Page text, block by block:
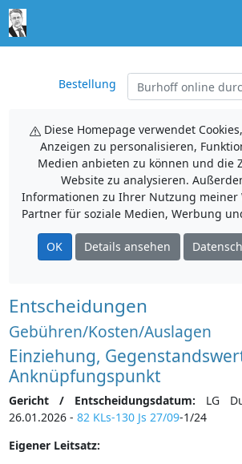
Bestellung
Diese Homepage verwendet
Anzeigen zu personalisieren,
Medien anbieten zu können und die
Website zu analysieren.
Informationen zu Ihrer Nutzung meiner
Partner für soziale Medien, Werbung
OK Details ansehen
Entscheidungen
Gebühren/Kosten/Auslagen
Einziehung,
Anknüpfungspunkt
Gericht / Entscheidungsdatum: LG
26.01.2026 - 82 KLs-130 Js 27/09-1/24
Eigener Leitsatz: